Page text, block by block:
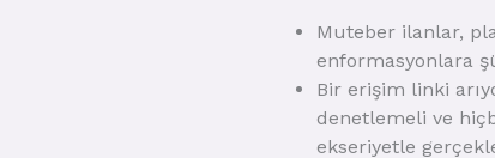
Muteber ilanlar,
enformasyonlara
Bir erişim linki
denetlemeli ve
ekseriyetle